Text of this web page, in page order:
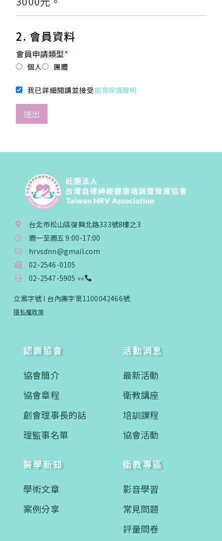
2. 會員資料
會員申請類型*
個人 團體
我已詳細閱讀並接受個資保護聲明
送出
台北市松山區復興北路333號8樓之3
週一至週五 9:00-17:00
hrvsdnn@gmail.com
02-2546-0105
02-2547-5905 ««
立案字號 I 台內團字第1100042466號
隱私權政策
認識協會
協會簡介
協會章程
創會理事長的話
理監事名單
活動消息
最新活動
衛教講座
培訓課程
協會活動
醫學新知
學術文章
案例分享
衛教專區
影音學習
常見問題
評量問卷
——
個人會員:
入會費新臺幣1200元，於會員入會時繳納；常年會
費1200元，於每年度繳納。
團體會員:
入會費新臺幣3000元，於會員入會時繳納；常年會
費3000元，於每年度繳納。
戶名: 社團法人台灣自律神經健康培訓暨發展協會
帳號: 003-03-501566-2
銀行: (013) 國泰世華 南京東路分行